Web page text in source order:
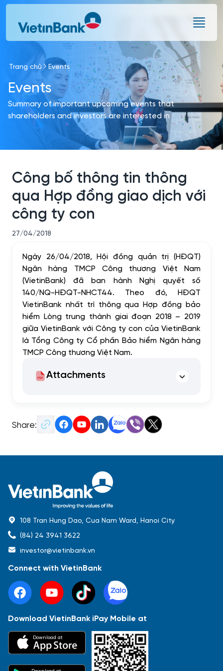
Skip to Main Content
Báo cáo tài chính Thông tin giao dịch
Sự kiện
Trang chủ Events
Events
Summary of important upcoming events that
shareholders and investors are interested in
Công bố thông tin thông
qua Hợp đồng giao dịch với
công ty con
27/04/2018
Ngày 26/04/2018, Hội đồng quản trị (HĐQT)
Ngân hàng TMCP Công thương Việt Nam
(VietinBank) đã ban hành Nghị quyết số
140/NQ-HĐQT-NHCT44. Theo đó, HĐQT
VietinBank nhất trí thông qua Hợp đồng bảo
hiểm Lòng trung thành giai đoạn 2018 – 2019
giữa VietinBank với Công ty con của VietinBank
là Tổng Công ty Cổ phần Bảo hiểm Ngân hàng
TMCP Công thương Việt Nam.
Attachments
Share:
108 Tran Hung Dao, Cua Nam Ward, Hanoi City
(84) 24 3941 3622
investor@vietinbank.vn
Connect with VietinBank
Download VietinBank iPay Mobile at
Download at